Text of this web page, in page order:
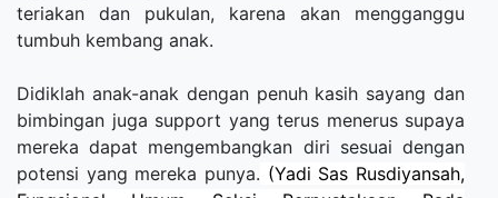
teriakan dan pukulan, karena akan mengganggu
tumbuh kembang anak.
Didiklah anak-anak dengan penuh kasih sayang dan
bimbingan juga support yang terus menerus supaya
mereka dapat mengembangkan diri sesuai dengan
potensi yang mereka punya. (Yadi Sas Rusdiyansah,